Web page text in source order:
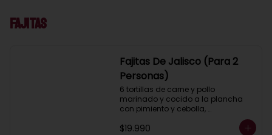
Fajitas
Fajitas De Jalisco (Para 2
Personas)
6 tortillas de carne y pollo
marinado y cocido a la plancha
con pimiento y cebolla,
acompañados con pico de gallo,
lechuga, guacamole, salsa ranch
$19.990